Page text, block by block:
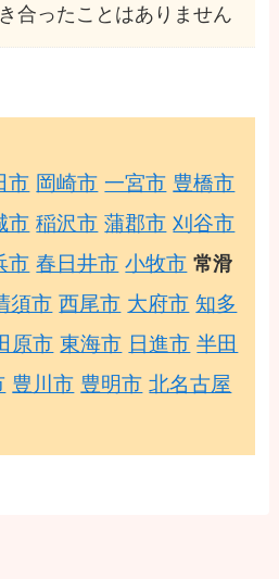
合ったことはありません
市 岡崎市 一宮市 豊橋市
市 稲沢市 蒲郡市 刈谷市
市 春日井市 小牧市 常滑
須市 西尾市 大府市 知多
原市 東海市 日進市 半田
豊川市 豊明市 北名古屋